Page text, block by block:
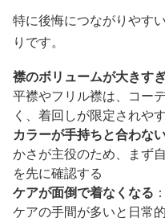
特に後悔につながりやす
りです。
襟のボリュームが大きす
平襟やフリル襟は、コー
く、着回しが限定されや
カラーが手持ちと合わな
かさが主役のため、まず
を先に確認する
ケアが面倒で着なくなる
ケアの手間が多いと日常